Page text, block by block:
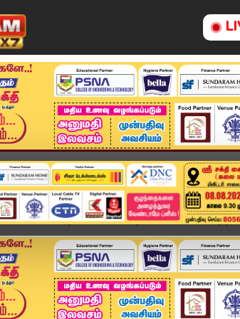
அண்மை தமிழ்நாடு சினிமா அரசியல்
District News | 10 DEC 2025 | Tamil NewsToday |...